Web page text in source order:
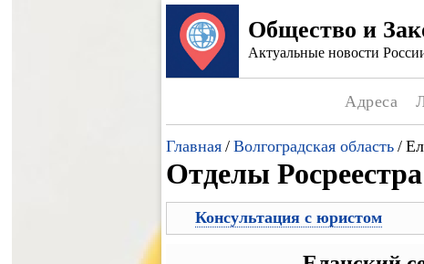
Общество и
Актуальные новости
Адреса
Главная / Волгоградская область /
Отделы
Консультация с юристом